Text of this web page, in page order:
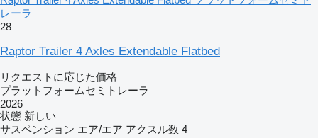
レーラ
28
Raptor Trailer 4 Axles Extendable Flatbed
リクエストに応じた価格
プラットフォームセミトレーラ
2026
状態 新しい
サスペンション エア/エア アクスル数 4